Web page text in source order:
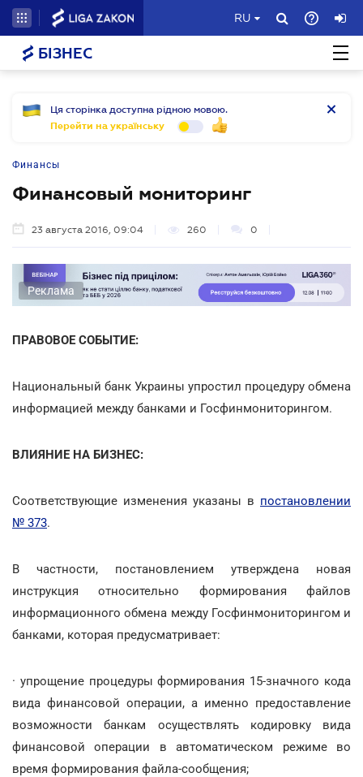
RU
БІЗНЕС
Ця сторінка доступна рідною мовою.
Перейти на українську
Финансы
Финансовый мониторинг
23 августа 2016, 09:04 260 0
Реклама
ПРАВОВОЕ СОБЫТИЕ:
Национальный банк Украины упростил процедуру обмена
информацией между банками и Госфинмониторингом.
ВЛИЯНИЕ НА БИЗНЕС:
Соответствующие изменения указаны в постановлении
№ 373.
В частности, постановлением утверждена новая
инструкция относительно формирования файлов
информационного обмена между Госфинмониторингом и
банками, которая предусматривает:
· упрощение процедуры формирования 15-значного кода
вида финансовой операции, а именно предоставление
возможности банкам осуществлять кодировку вида
финансовой операции в автоматическом режиме во
время формирования файла-сообщения;